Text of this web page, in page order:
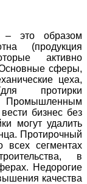
– это образом
(продукция
активно
Основные сферы,
цеха,
протирки
Промышленным
бизнес без
могут удалить
Протирочный
всех сегментах
в
Недорогие
качества